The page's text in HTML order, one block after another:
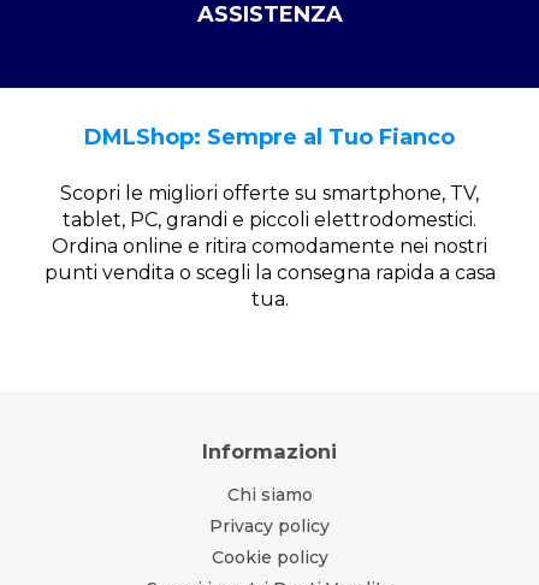
ASSISTENZA
DMLShop: Sempre al Tuo Fianco
Scopri le migliori offerte su smartphone, TV,
tablet, PC, grandi e piccoli elettrodomestici.
Ordina online e ritira comodamente nei nostri
punti vendita o scegli la consegna rapida a casa
tua.
Informazioni
Chi siamo
Privacy policy
Cookie policy